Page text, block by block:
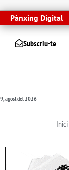
Pànxing Digital
Subscriu-te
9, agost del 2026
Inici